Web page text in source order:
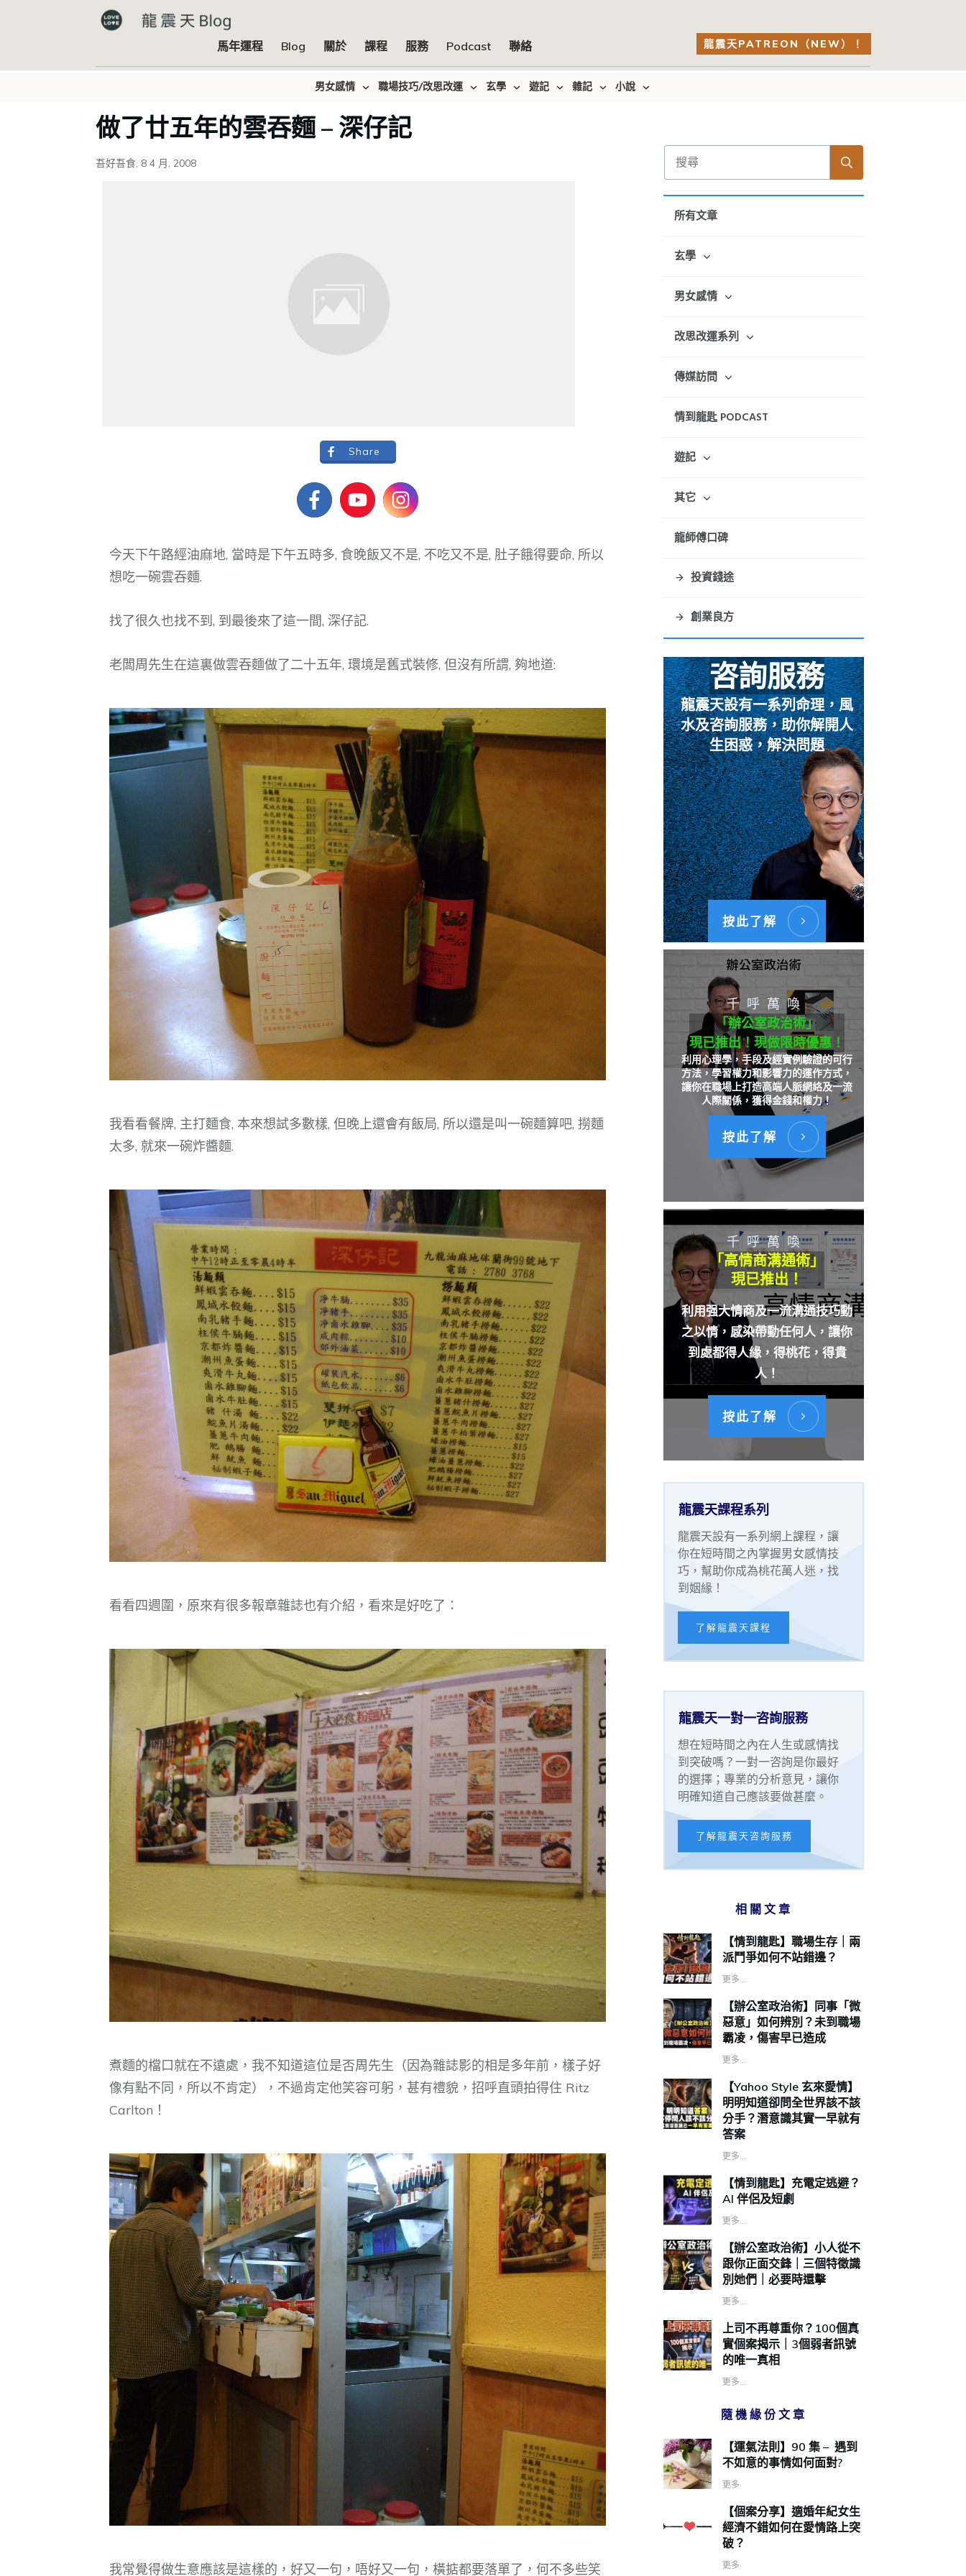
馬年運程 Blog 關於 課程 服務 Podcast 聯絡 龍震天PATREON（NEW）！
男女感情 職場技巧/改思改運 玄學 遊記 雜記 小說
做了廿五年的雲吞麵 – 深仔記
吾好吾食, 8 4 月, 2008
Share
今天下午路經油麻地, 當時是下午五時多, 食晚飯又不是, 不吃又不是, 肚子餓得要命, 所以
想吃一碗雲吞麵.
找了很久也找不到, 到最後來了這一間, 深仔記.
老闆周先生在這裏做雲吞麵做了二十五年, 環境是舊式裝修, 但沒有所謂, 夠地道:
我看看餐牌, 主打麵食, 本來想試多數樣, 但晚上還會有飯局, 所以還是叫一碗麵算吧, 撈麵
太多, 就來一碗炸醬麵.
看看四週圍，原來有很多報章雜誌也有介紹，看來是好吃了：
煮麵的檔口就在不遠處，我不知道這位是否周先生（因為雜誌影的相是多年前，樣子好
像有點不同，所以不肯定），不過肯定他笑容可躬，甚有禮貌，招呼直頭拍得住 Ritz
Carlton！
我常覺得做生意應該是這樣的，好又一句，唔好又一句，橫掂都要落單了，何不多些笑
所有文章
玄學
男女感情
改思改運系列
傳媒訪問
情到龍匙 PODCAST
遊記
其它
龍師傅口碑
投資錢途
創業良方
咨詢服務
龍震天設有一系列命理，風
水及咨詢服務，助你解開人
生困惑，解決問題
按此了解
千呼萬喚
「辦公室政治術」
現已推出！現做限時優惠！
利用心理學，手段及經實例驗證的可行
方法，學習權力和影響力的運作方式，
讓你在職場上打造高端人脈網絡及一流
人際關係，獲得金錢和權力！
按此了解
千呼萬喚
「高情商溝通術」
現已推出！
利用强大情商及一流溝通技巧動
之以情，感染帶動任何人，讓你
到處都得人緣，得桃花，得貴
人！
按此了解
龍震天課程系列
龍震天設有一系列網上課程，讓
你在短時間之內掌握男女感情技
巧，幫助你成為桃花萬人迷，找
到姻緣！
了解龍震天課程
龍震天一對一咨詢服務
想在短時間之內在人生或感情找
到突破嗎？一對一咨詢是你最好
的選擇；專業的分析意見，讓你
明確知道自己應該要做甚麼。
了解龍震天咨詢服務
相關文章
【情到龍匙】職場生存｜兩
派鬥爭如何不站錯邊？
更多...
【辦公室政治術】同事「微
惡意」如何辨別？未到職場
霸凌，傷害早已造成
更多...
【Yahoo Style 玄來愛情】
明明知道卻問全世界該不該
分手？潛意識其實一早就有
答案
更多...
【情到龍匙】充電定逃避？
AI 伴侶及短劇
更多...
【辦公室政治術】小人從不
跟你正面交鋒｜三個特徵識
別她們｜必要時還擊
更多...
上司不再尊重你？100個真
實個案揭示｜3個弱者訊號
的唯一真相
更多...
隨機緣份文章
【運氣法則】90 集 – 遇到
不如意的事情如何面對?
更多
【個案分享】適婚年紀女生
經濟不錯如何在愛情路上突
破？
更多